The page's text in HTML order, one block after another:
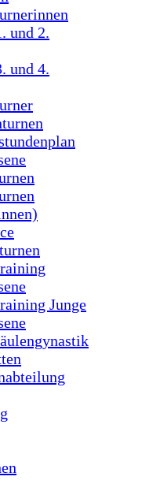
und 2.
und 4.
Junge